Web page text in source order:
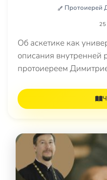
Протоиерей
25
Об аскетике как
описания внутренней
протоиереем